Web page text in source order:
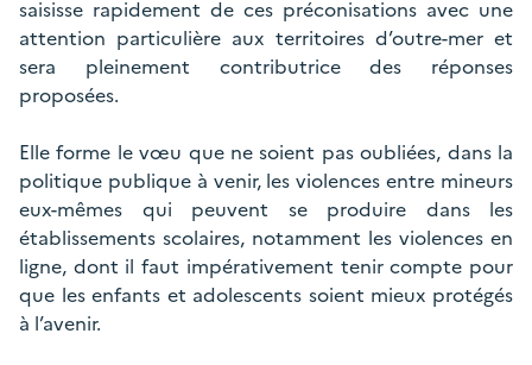
saisisse rapidement de ces préconisations avec une
attention particulière aux territoires d’outre-mer et
sera pleinement contributrice des réponses
proposées.
Elle forme le vœu que ne soient pas oubliées, dans la
politique publique à venir, les violences entre mineurs
eux-mêmes qui peuvent se produire dans les
établissements scolaires, notamment les violences en
ligne, dont il faut impérativement tenir compte pour
que les enfants et adolescents soient mieux protégés
à l’avenir.